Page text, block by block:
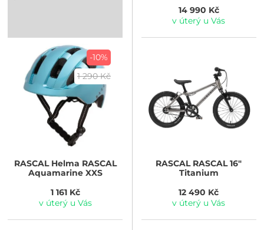
14 990 Kč
v úterý u Vás
-10%
1 290 Kč
RASCALHelma RASCAL
Aquamarine XXS
1 161 Kč
v úterý u Vás
RASCALRASCAL 16"
Titanium
12 490 Kč
v úterý u Vás